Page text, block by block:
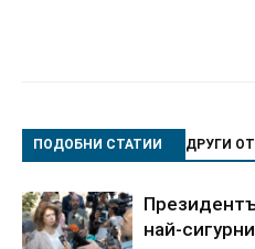
ПОДОБНИ СТАТИИ ДРУГИ
най-